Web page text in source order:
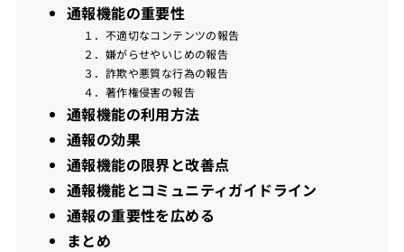
通報機能の重要性
１．不適切なコンテンツの報告
２．嫌がらせやいじめの報告
３．詐欺や悪質な行為の報告
４．著作権侵害の報告
通報機能の利用方法
通報の効果
通報機能の限界と改善点
通報機能とコミュニティガイドライン
通報の重要性を広める
まとめ